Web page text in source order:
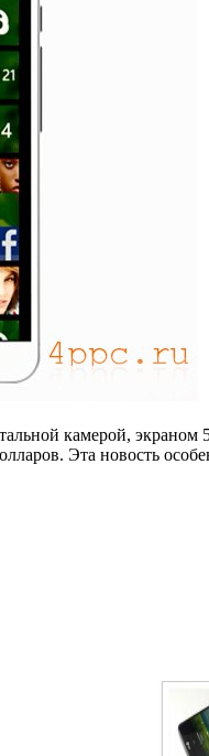
камерой, экраном
Эта новость